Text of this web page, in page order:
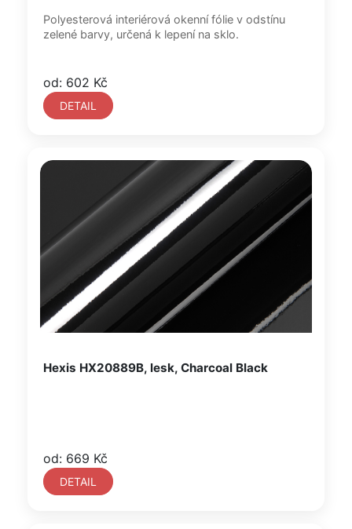
Polyesterová interiérová okenní fólie v odstínu
zelené barvy, určená k lepení na sklo.
od: 602 Kč
DETAIL
Hexis HX20889B, lesk, Charcoal Black
od: 669 Kč
DETAIL